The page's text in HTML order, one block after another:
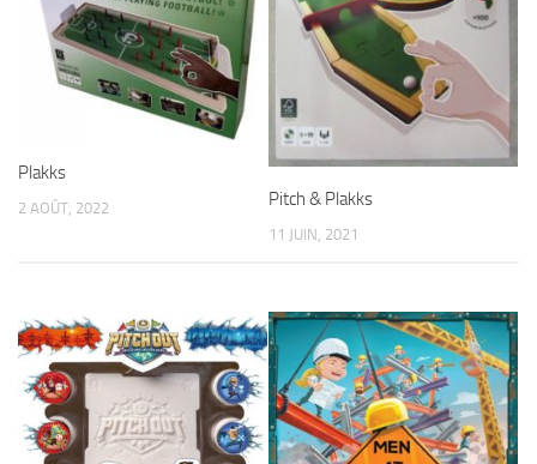
Plakks
2 AOÛT, 2022 Pitch & Plakks
11 JUIN, 2021